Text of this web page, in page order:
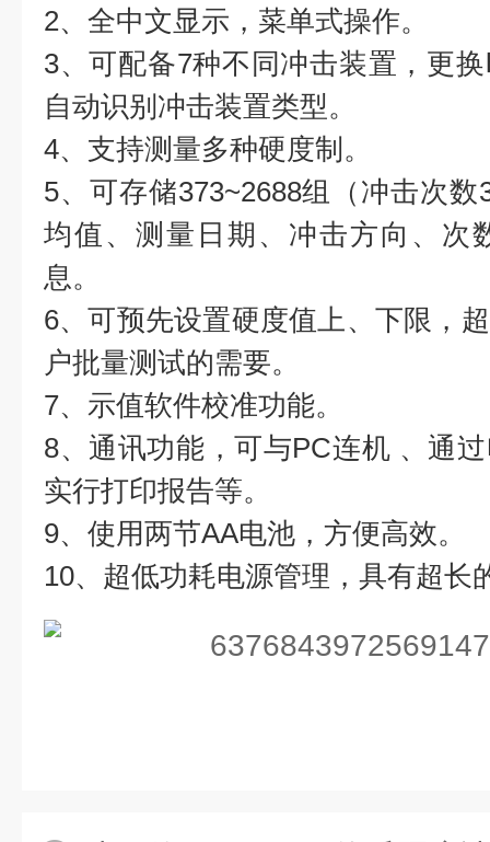
2、全中文显示，菜单式操作。
3、可配备7种不同冲击装置，更
自动识别冲击装置类型。
4、支持测量多种硬度制。
5、可存储373~2688组（冲击次
均值、测量日期、冲击方向、次
息。
6、可预先设置硬度值上、下限，
户批量测试的需要。
7、示值软件校准功能。
8、通讯功能，可与PC连机 、通
实行打印报告等。
9、使用两节AA电池，方便高效。
10、超低功耗电源管理，具有超长